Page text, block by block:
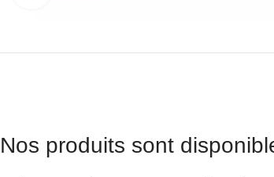
Nos produits sont